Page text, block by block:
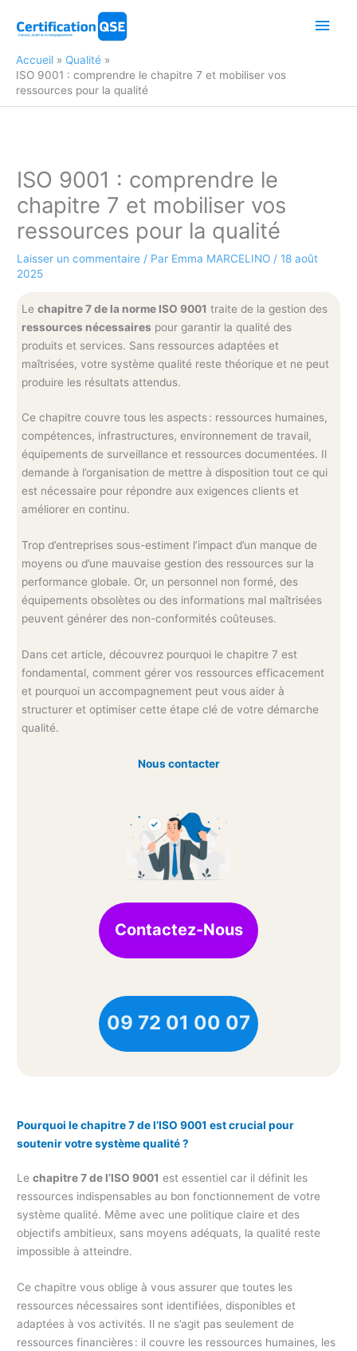
Accueil
Qualité
ISO 9001 : comprendre le chapitre 7 et mobiliser vos
ressources pour la qualité
ISO 9001 : comprendre le
chapitre 7 et mobiliser vos
ressources pour la qualité
Laisser un commentaire / Par Emma MARCELINO /18 août
2025
Lechapitre 7 de la norme ISO 9001 traite de la gestion des
ressources nécessaires pour garantir la qualité des
produits et services. Sans ressources adaptées et
maîtrisées, votre système qualité reste théorique et ne peut
produire les résultats attendus.
Ce chapitre couvre tous les aspects : ressources humaines,
compétences, infrastructures, environnement de travail,
équipements de surveillance et ressources documentées. Il
demande à l’organisation de mettre à disposition tout ce qui
est nécessaire pour répondre aux exigences clients et
améliorer en continu.
Trop d’entreprises sous-estiment l’impact d’un manque de
moyens ou d’une mauvaise gestion des ressources sur la
performance globale. Or, un personnel non formé, des
équipements obsolètes ou des informations mal maîtrisées
peuvent générer des non-conformités coûteuses.
Dans cet article, découvrez pourquoi le chapitre 7 est
fondamental, comment gérer vos ressources efficacement
et pourquoi un accompagnement peut vous aider à
structurer et optimiser cette étape clé de votre démarche
qualité.
Nous contacter
Contactez-Nous
09 72 01 00 07
Pourquoi le chapitre 7 de l’ISO 9001 est crucial pour
soutenir votre système qualité ?
Lechapitre 7 de l’ISO 9001 est essentiel car il définit les
ressources indispensables au bon fonctionnement de votre
système qualité. Même avec une politique claire et des
objectifs ambitieux, sans moyens adéquats, la qualité reste
impossible à atteindre.
Ce chapitre vous oblige à vous assurer que toutes les
ressources nécessaires sont identifiées, disponibles et
adaptées à vos activités. Il ne s’agit pas seulement de
ressources financières : il couvre les ressources humaines, les